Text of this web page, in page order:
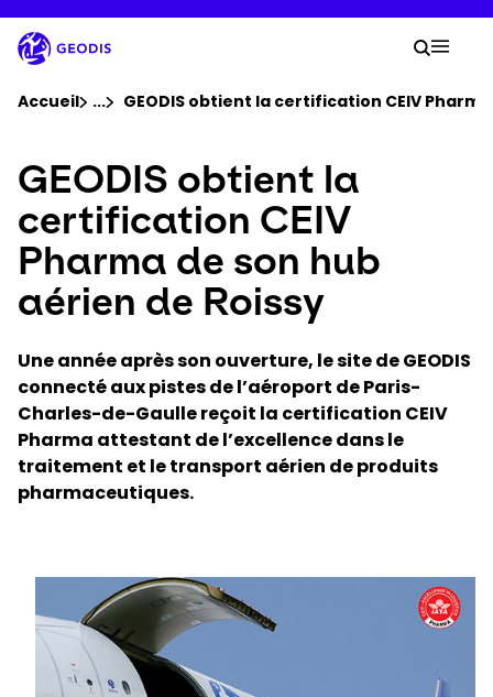
au
contenu
principal
Groupe
Newsroom
Carrière
Localisations
Suivre un envoi
Belgium​ - FR
Accueil ...Voir tous les éléments du fil d'ariane
GEODIS obtient la certification CEIV
GEODIS obtient la
certification CEIV
Pharma de son hub
aérien de Roissy
Une année après son ouverture, le site de GEODIS
connecté aux pistes de l’aéroport de Paris-
Charles-de-Gaulle reçoit la certification CEIV
Pharma attestant de l’excellence dans le
traitement et le transport aérien de produits
pharmaceutiques.
Keepeek